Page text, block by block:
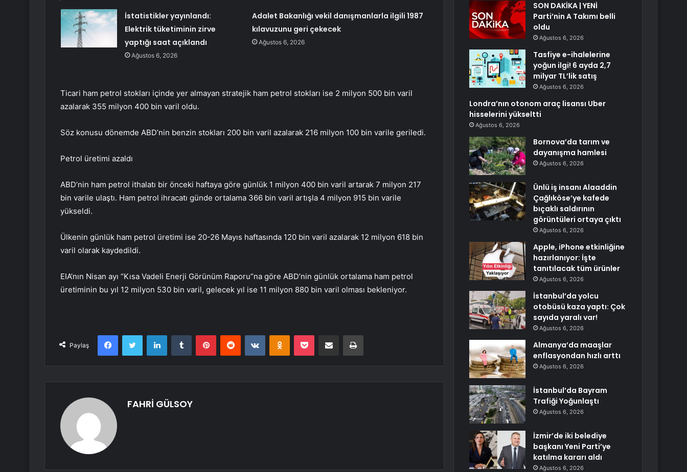
İstatistikler yayınlandı:
Elektrik tüketiminin zirve
yaptığı saat açıklandı
Ağustos 6, 2026
Adalet Bakanlığı vekil danışmanlarla ilgili 1987
kılavuzunu geri çekecek
Ağustos 6, 2026
Ticari ham petrol stokları içinde yer almayan stratejik ham petrol stokları ise 2 milyon 500 bin varil
azalarak 355 milyon 400 bin varil oldu.
Söz konusu dönemde ABD’nin benzin stokları 200 bin varil azalarak 216 milyon 100 bin varile geriledi.
Petrol üretimi azaldı
ABD’nin ham petrol ithalatı bir önceki haftaya göre günlük 1 milyon 400 bin varil artarak 7 milyon 217
bin varile ulaştı. Ham petrol ihracatı günde ortalama 366 bin varil artışla 4 milyon 915 bin varile
yükseldi.
Ülkenin günlük ham petrol üretimi ise 20-26 Mayıs haftasında 120 bin varil azalarak 12 milyon 618 bin
varil olarak kaydedildi.
EIA’nın Nisan ayı “Kısa Vadeli Enerji Görünüm Raporu”na göre ABD’nin günlük ortalama ham petrol
üretiminin bu yıl 12 milyon 530 bin varil, gelecek yıl ise 11 milyon 880 bin varil olması bekleniyor.
Paylaş
FacebookTwitter LinkedInTumblr PinterestReddit VKontakteOdnoklassniki
Pocket E-Posta ile paylaş Yazdır
FAHRİ GÜLSOY
SON DAKİKA | YENİ
Parti’nin A Takımı belli
oldu
Ağustos 6, 2026
Tasfiye e-ihalelerine
yoğun ilgi! 6 ayda 2,7
milyar TL’lik satış
Ağustos 6, 2026
Londra’nın otonom araç lisansı Uber
hisselerini yükseltti
Ağustos 6, 2026
Bornova’da tarım ve
dayanışma hamlesi
Ağustos 6, 2026
Ünlü iş insanı Alaaddin
Çağlıköse’ye kafede
bıçaklı saldırının
görüntüleri ortaya çıktı
Ağustos 6, 2026
Apple, iPhone etkinliğine
hazırlanıyor: İşte
tanıtılacak tüm ürünler
Ağustos 6, 2026
İstanbul’da yolcu
otobüsü kaza yaptı: Çok
sayıda yaralı var!
Ağustos 6, 2026
Almanya’da maaşlar
enflasyondan hızlı arttı
Ağustos 6, 2026
İstanbul’da Bayram
Trafiği Yoğunlaştı
Ağustos 6, 2026
İzmir’de iki belediye
başkanı Yeni Parti’ye
katılma kararı aldı
Ağustos 6, 2026